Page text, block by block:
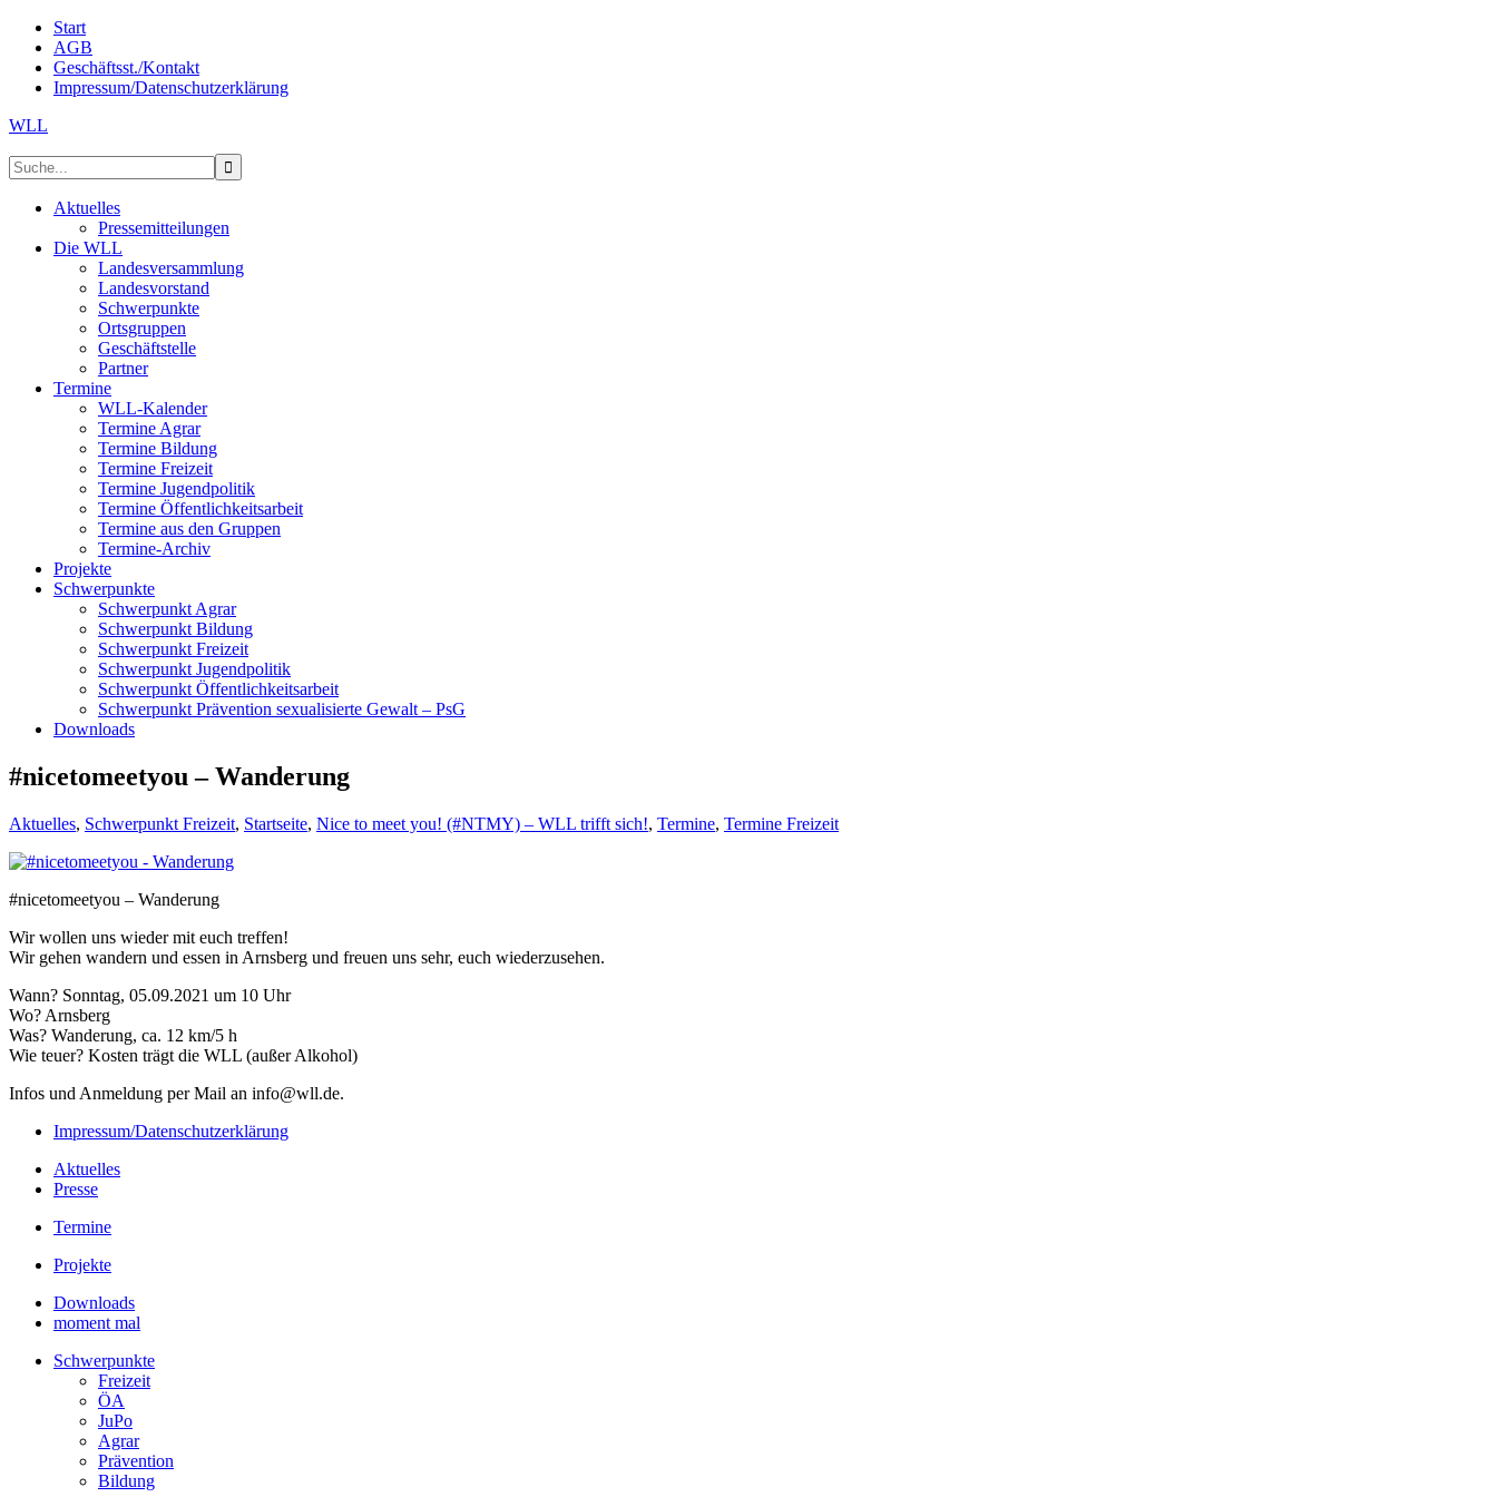
Start
AGB
Geschäftsst./Kontakt
Impressum/Datenschutzerklärung
WLL
Aktuelles
Pressemitteilungen
Die WLL
Landesversammlung
Landesvorstand
Schwerpunkte
Ortsgruppen
Geschäftstelle
Partner
Termine
WLL-Kalender
Termine Agrar
Termine Bildung
Termine Freizeit
Termine Jugendpolitik
Termine Öffentlichkeitsarbeit
Termine aus den Gruppen
Termine-Archiv
Projekte
Schwerpunkte
Schwerpunkt Agrar
Schwerpunkt Bildung
Schwerpunkt Freizeit
Schwerpunkt Jugendpolitik
Schwerpunkt Öffentlichkeitsarbeit
Schwerpunkt Prävention sexualisierte Gewalt – PsG
Downloads
#nicetomeetyou – Wanderung
Aktuelles, Schwerpunkt Freizeit, Startseite, Nice to meet you! (#NTMY) – WLL trifft sich!, Termine, Termine Freizeit
#nicetomeetyou – Wanderung
Wir wollen uns wieder mit euch treffen!
Wir gehen wandern und essen in Arnsberg und freuen uns sehr, euch wiederzusehen.
Wann? Sonntag, 05.09.2021 um 10 Uhr
Wo? Arnsberg
Was? Wanderung, ca. 12 km/5 h
Wie teuer? Kosten trägt die WLL (außer Alkohol)
Infos und Anmeldung per Mail an info@wll.de.
Impressum/Datenschutzerklärung
Aktuelles
Presse
Termine
Projekte
Downloads
moment mal
Schwerpunkte
Freizeit
ÖA
JuPo
Agrar
Prävention
Bildung